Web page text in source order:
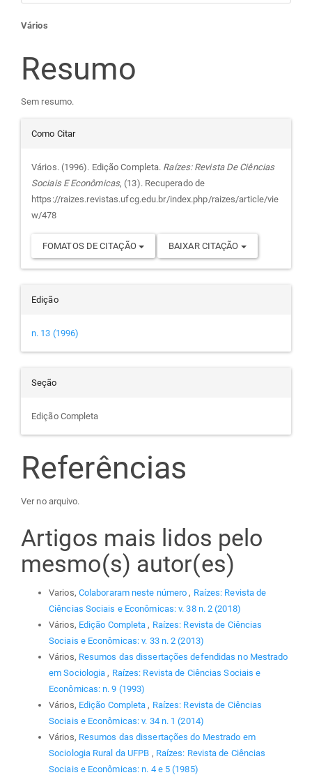
Conteúdo
do
artigo
principal
Vários
Resumo
Sem resumo.
Detalhes
do
artigo
Como Citar
Vários. (1996). Edição Completa. Raízes: Revista De Ciências
Sociais E Econômicas, (13). Recuperado de
https://raizes.revistas.ufcg.edu.br/index.php/raizes/article/vie
w/478
FOMATOS DE CITAÇÃO BAIXAR CITAÇÃO
Edição
n. 13 (1996)
Seção
Edição Completa
Referências
Ver no arquivo.
Artigos mais lidos pelo
mesmo(s) autor(es)
Varios, Colaboraram neste número, Raízes: Revista de
Ciências Sociais e Econômicas: v. 38 n. 2 (2018)
Vários, Edição Completa, Raízes: Revista de Ciências
Sociais e Econômicas: v. 33 n. 2 (2013)
Vários, Resumos das dissertações defendidas no Mestrado
em Sociologia, Raízes: Revista de Ciências Sociais e
Econômicas: n. 9 (1993)
Vários, Edição Completa, Raízes: Revista de Ciências
Sociais e Econômicas: v. 34 n. 1 (2014)
Vários, Resumos das dissertações do Mestrado em
Sociologia Rural da UFPB , Raízes: Revista de Ciências
Sociais e Econômicas: n. 4 e 5 (1985)